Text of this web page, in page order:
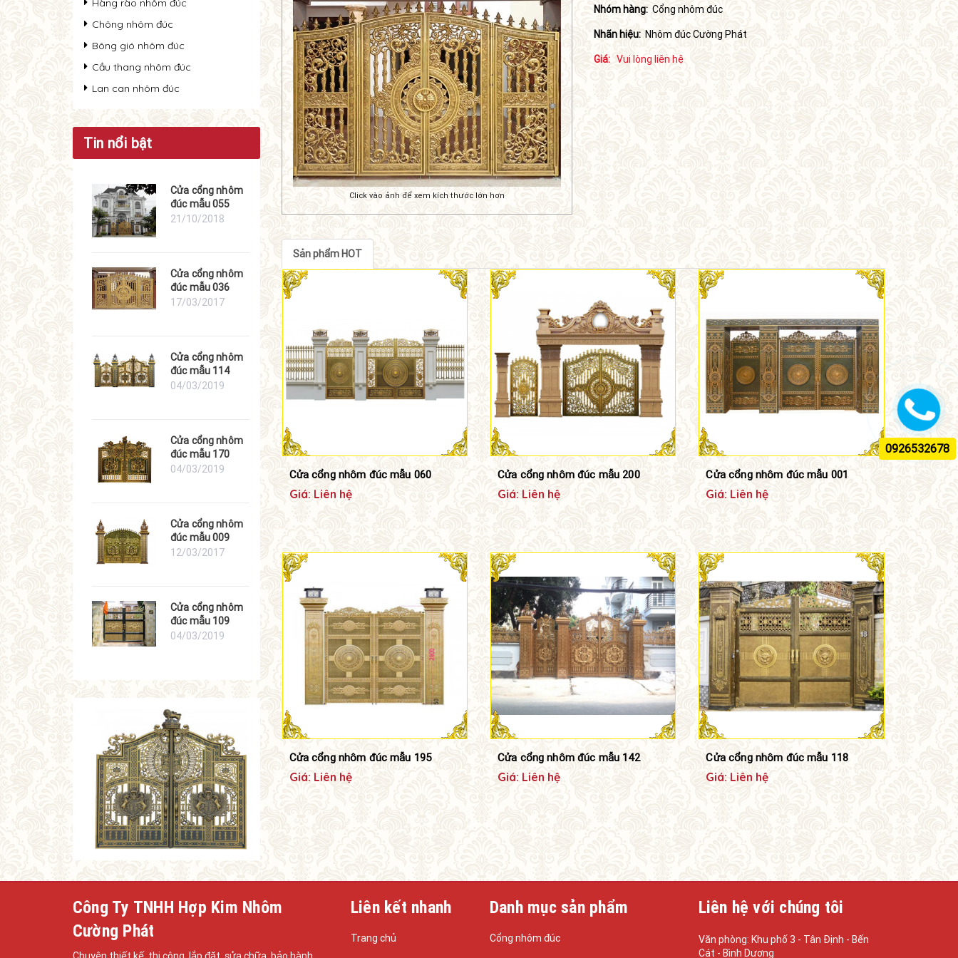
Click vào ảnh để xem kích thước lớn hơn
Nhóm hàng: Cổng nhôm đúc
Nhãn hiệu: Nhôm đúc Cường Phát
Giá: Vui lòng liên hệ
Sản phẩm HOT
Cửa cổng nhôm đúc mẫu 060
Giá: Liên hệ
Cửa cổng nhôm đúc mẫu 200
Giá: Liên hệ
Cửa cổng nhôm đúc mẫu 001
Giá: Liên hệ
Cửa cổng nhôm đúc mẫu 195
Giá: Liên hệ
Cửa cổng nhôm đúc mẫu 142
Giá: Liên hệ
Cửa cổng nhôm đúc mẫu 118
Giá: Liên hệ
Hàng rào nhôm đúc
Chông nhôm đúc
Bông gió nhôm đúc
Cầu thang nhôm đúc
Lan can nhôm đúc
Tin nổi bật
Cửa cổng nhôm
đúc mẫu 055
21/10/2018
Cửa cổng nhôm
đúc mẫu 036
17/03/2017
Cửa cổng nhôm
đúc mẫu 114
04/03/2019
Cửa cổng nhôm
đúc mẫu 170
04/03/2019
Cửa cổng nhôm
đúc mẫu 009
12/03/2017
Cửa cổng nhôm
đúc mẫu 109
04/03/2019
Công Ty TNHH Hợp Kim Nhôm
Cường Phát
Liên kết nhanh
Trang chủ
Danh mục sản phẩm
Cổng nhôm đúc
Liên hệ với chúng tôi
Văn phòng: Khu phố 3 - Tân Định - Bến
Cát - Bình Dương
0926532678